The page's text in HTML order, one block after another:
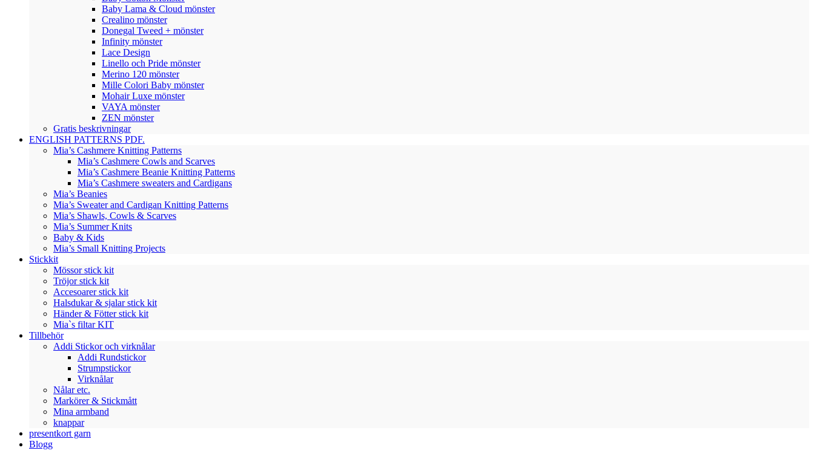
Baby Lama & Cloud mönster
Crealino mönster
Donegal Tweed + mönster
Infinity mönster
Lace Design
Linello och Pride mönster
Merino 120 mönster
Mille Colori Baby mönster
Mohair Luxe mönster
VAYA mönster
ZEN mönster
Gratis beskrivningar
ENGLISH PATTERNS PDF.
Mia’s Cashmere Knitting Patterns
Mia’s Cashmere Cowls and Scarves
Mia’s Cashmere Beanie Knitting Patterns
Mia’s Cashmere sweaters and Cardigans
Mia’s Beanies
Mia’s Sweater and Cardigan Knitting Patterns
Mia’s Shawls, Cowls & Scarves
Mia’s Summer Knits
Baby & Kids
Mia’s Small Knitting Projects
Stickkit
Mössor stick kit
Tröjor stick kit
Accesoarer stick kit
Halsdukar & sjalar stick kit
Händer & Fötter stick kit
Mia`s filtar KIT
Tillbehör
Addi Stickor och virknålar
Addi Rundstickor
Strumpstickor
Virknålar
Nålar etc.
Markörer & Stickmått
Mina armband
knappar
presentkort garn
Blogg